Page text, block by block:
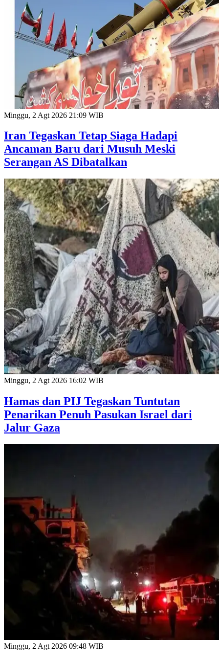
Minggu, 2 Agt 2026 21:09 WIB
Iran Tegaskan Tetap Siaga Hadapi
Ancaman Baru dari Musuh Meski
Serangan AS Dibatalkan
Minggu, 2 Agt 2026 16:02 WIB
Hamas dan PIJ Tegaskan Tuntutan
Penarikan Penuh Pasukan Israel dari
Jalur Gaza
Minggu, 2 Agt 2026 09:48 WIB